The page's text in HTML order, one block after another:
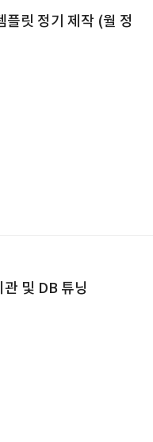
릿 정기 제작 (월 정
및 DB 튜닝